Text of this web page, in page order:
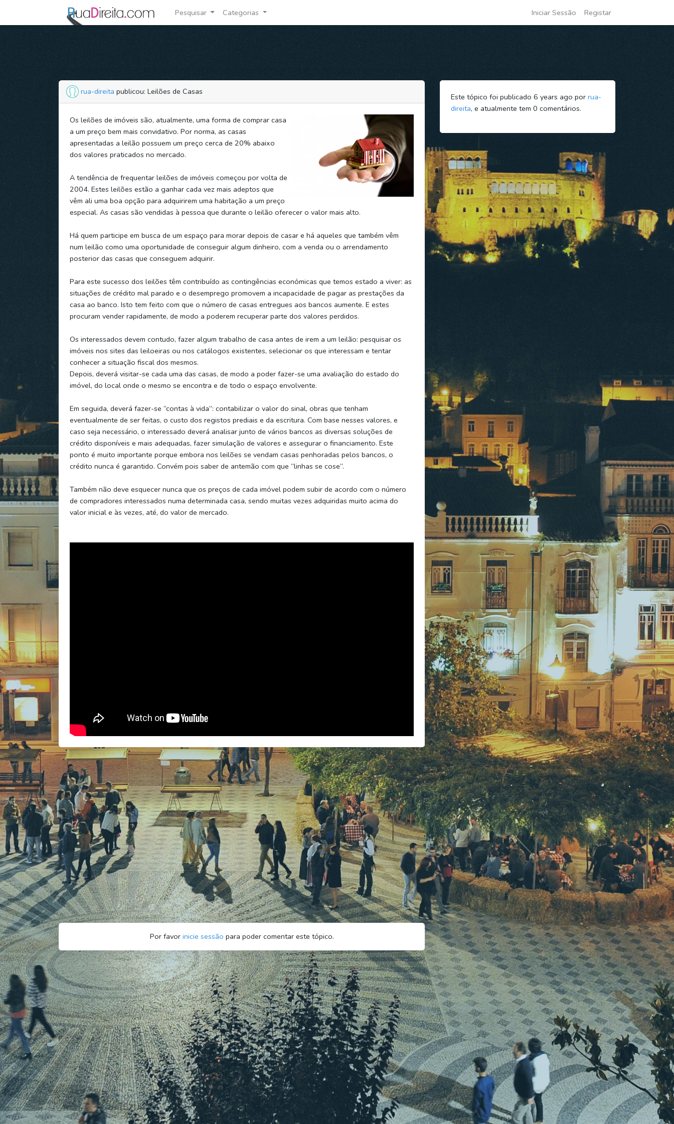
Pesquisar Categorias Iniciar Sessão Registar
rua-direita publicou: Leilões de Casas
Os leilões de imóveis são, atualmente, uma forma de comprar casa
a um preço bem mais convidativo. Por norma, as casas
apresentadas a leilão possuem um preço cerca de 20% abaixo
dos valores praticados no mercado.
A tendência de frequentar leilões de imóveis começou por volta de
2004. Estes leilões estão a ganhar cada vez mais adeptos que
vêm ali uma boa opção para adquirirem uma habitação a um preço
especial. As casas são vendidas à pessoa que durante o leilão oferecer o valor mais alto.
Há quem participe em busca de um espaço para morar depois de casar e há aqueles que também vêm
num leilão como uma oportunidade de conseguir algum dinheiro, com a venda ou o arrendamento
posterior das casas que conseguem adquirir.
Para este sucesso dos leilões têm contribuído as contingências económicas que temos estado a viver: as
situações de crédito mal parado e o desemprego promovem a incapacidade de pagar as prestações da
casa ao banco. Isto tem feito com que o número de casas entregues aos bancos aumente. E estes
procuram vender rapidamente, de modo a poderem recuperar parte dos valores perdidos.
Os interessados devem contudo, fazer algum trabalho de casa antes de irem a um leilão: pesquisar os
imóveis nos sites das leiloeiras ou nos catálogos existentes, selecionar os que interessam e tentar
conhecer a situação fiscal dos mesmos.
Depois, deverá visitar-se cada uma das casas, de modo a poder fazer-se uma avaliação do estado do
imóvel, do local onde o mesmo se encontra e de todo o espaço envolvente.
Em seguida, deverá fazer-se “contas à vida”: contabilizar o valor do sinal, obras que tenham
eventualmente de ser feitas, o custo dos registos prediais e da escritura. Com base nesses valores, e
caso seja necessário, o interessado deverá analisar junto de vários bancos as diversas soluções de
crédito disponíveis e mais adequadas, fazer simulação de valores e assegurar o financiamento. Este
ponto é muito importante porque embora nos leilões se vendam casas penhoradas pelos bancos, o
crédito nunca é garantido. Convém pois saber de antemão com que “linhas se cose”.
Também não deve esquecer nunca que os preços de cada imóvel podem subir de acordo com o número
de compradores interessados numa determinada casa, sendo muitas vezes adquiridas muito acima do
valor inicial e às vezes, até, do valor de mercado.
Por favor inicie sessão para poder comentar este tópico.
Este tópico foi publicado 6 years ago por rua-
direita, e atualmente tem 0 comentários.